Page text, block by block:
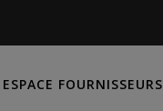
ESPACE FOURNISSEURS